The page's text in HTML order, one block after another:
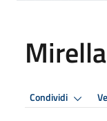
Condividi